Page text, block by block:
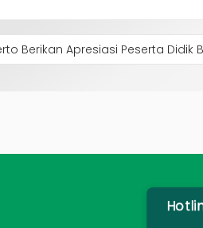
Berikan Apresiasi Peserta